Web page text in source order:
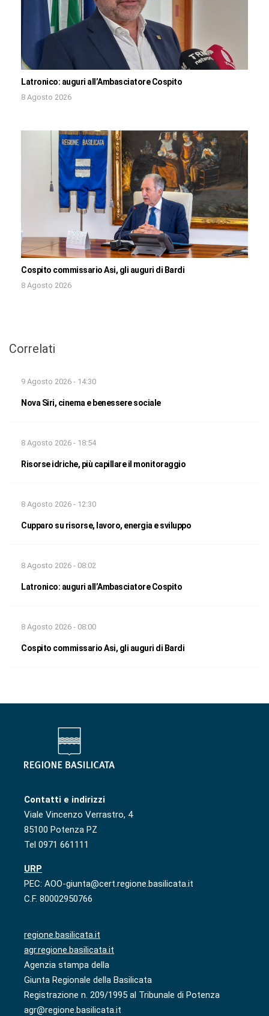
Latronico: auguri all’Ambasciatore Cospito
8 Agosto 2026
Cospito commissario Asi, gli auguri di Bardi
8 Agosto 2026
Correlati
9 Agosto 2026 - 14:30
Nova Siri, cinema e benessere sociale
8 Agosto 2026 - 18:54
Risorse idriche, più capillare il monitoraggio
8 Agosto 2026 - 12:30
Cupparo su risorse, lavoro, energia e sviluppo
8 Agosto 2026 - 08:02
Latronico: auguri all’Ambasciatore Cospito
8 Agosto 2026 - 08:00
Cospito commissario Asi, gli auguri di Bardi
Contatti e indirizzi
Viale Vincenzo Verrastro, 4
85100 Potenza PZ
Tel 0971 661111
URP
PEC: AOO-giunta@cert.regione.basilicata.it
C.F. 80002950766
regione.basilicata.it
agr.regione.basilicata.it
Agenzia stampa della
Giunta Regionale della Basilicata
Registrazione n. 209/1995 al Tribunale di Potenza
agr@regione.basilicata.it